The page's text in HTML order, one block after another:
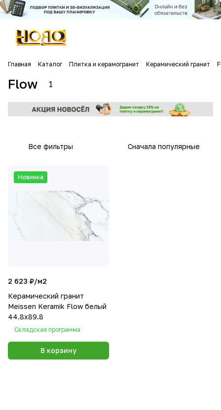
Главная Каталог Плитка и керамогранит Керамический гранит
Flow 1
Все фильтры Сначала популярные
Новинка
2 623 ₽/м2
Керамический гранит
Meissen Keramik Flow белый
44.8x89.8
Складская программа
В корзину